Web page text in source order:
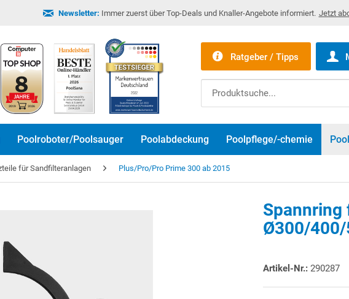
Newsletter: Immer zuerst über Top-Deals und Knaller-Angebote informiert. Jetzt
Ratgeber / Tipps
Poolroboter/Poolsauger Poolabdeckung Poolpflege/-chemie
für Sandfilteranlagen Plus/Pro/Pro Prime 300 ab 2015
Spannring
Ø300/400/
Artikel-Nr.: 290287